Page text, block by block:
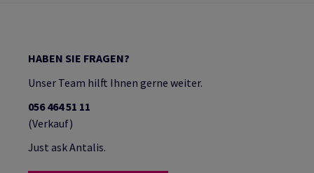
HABEN SIE FRAGEN?
Unser Team hilft Ihnen gerne weiter.
056 464 51 11
(Verkauf)
Just ask Antalis.